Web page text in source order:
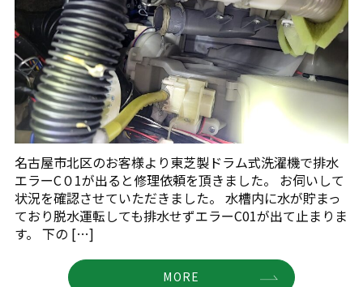
名古屋市北区のお客様より東芝製ドラム式洗濯機で排水
エラーC０1が出ると修理依頼を頂きました。 お伺いして
状況を確認させていただきました。 水槽内に水が貯まっ
ており脱水運転しても排水せずエラーC01が出て止まりま
す。 下の […]
MORE